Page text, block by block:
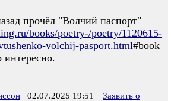
прочёл "Волчий паспорт"
books/poetry-/poetry/1120615-
volchij-pasport.html#book
02.07.2025 19:51
Заявить о